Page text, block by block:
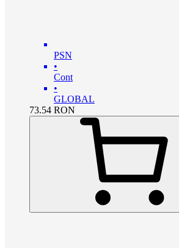
PSN
•
Cont
•
GLOBAL
73.54 RON